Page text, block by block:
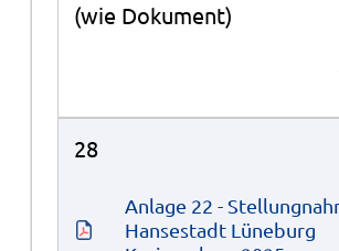
(wie Dokument)
28
Anlage 22 -
Hansestadt Lüneburg